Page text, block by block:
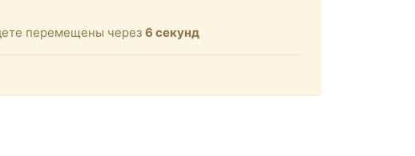
перемещены через 6 секунд